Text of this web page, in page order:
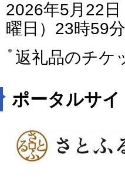
2026年5月22
曜日）23時59
返礼品のチケ
ポータルサイ